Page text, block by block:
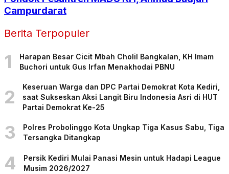
Campurdarat
Berita Terpopuler
1
Harapan Besar Cicit Mbah Cholil Bangkalan, KH Imam
Buchori untuk Gus Irfan Menakhodai PBNU
2
Keseruan Warga dan DPC Partai Demokrat Kota Kediri,
saat Sukseskan Aksi Langit Biru Indonesia Asri di HUT
Partai Demokrat Ke-25
3
Polres Probolinggo Kota Ungkap Tiga Kasus Sabu, Tiga
Tersangka Ditangkap
4
Persik Kediri Mulai Panasi Mesin untuk Hadapi League
Musim 2026/2027